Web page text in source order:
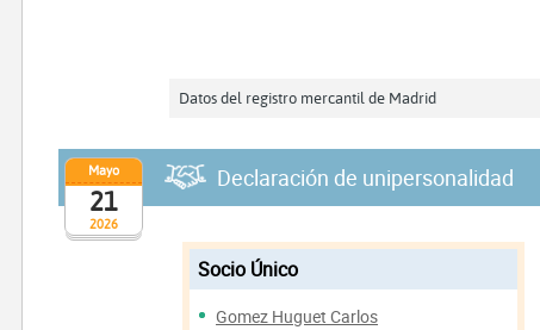
Datos del registro mercantil de Madrid
2026
Mayo
21
Declaración de unipersonalidad
Socio Único
Gomez Huguet Carlos